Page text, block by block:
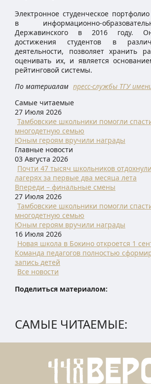
Электронное студенческое
в информационно-
Державинского в 2016 году.
достижения студентов в
деятельности, позволяет хранить
оценивать их, и является
рейтинговой системы.
По материалам пресс-службы ТГУ
Самые читаемые
27 Июля 2026
Тамбовские школьники помогли
многодетную семью
Юным героям вручили награды
Главные новости
03 Августа 2026
Почти 47 тысяч школьников
лагерях за первые два месяца лета
Впереди – финальные смены
27 Июля 2026
Тамбовские школьники помогли
многодетную семью
Юным героям вручили награды
16 Июля 2026
Новая школа в Бокино откроется 1
Команда педагогов полностью
запись детей
Все новости
Поделиться материалом:
САМЫЕ ЧИТАЕМЫЕ: